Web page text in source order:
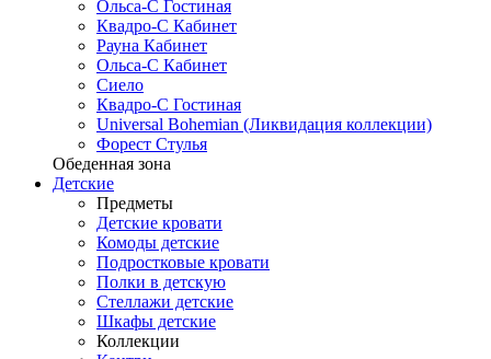
Ольса-С Гостиная
Квадро-С Кабинет
Рауна Кабинет
Ольса-С Кабинет
Сиело
Квадро-С Гостиная
Universal Bohemian (Ликвидация коллекции)
Форест Стулья
Обеденная зона
Детские
Предметы
Детские кровати
Комоды детские
Подростковые кровати
Полки в детскую
Стеллажи детские
Шкафы детские
Коллекции